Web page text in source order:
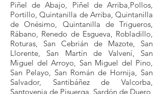
Piñel de Abajo, Piñel de Arriba,Pollos,
Portillo, Quintanilla de Arriba, Quintanilla
de Onésimo, Quintanilla de Trigueros,
Rábano, Renedo de Esgueva, Robladillo,
Roturas, San Cebrián de Mazote, San
Llorente, San Martín de Valvení, San
Miguel del Arroyo, San Miguel del Pino,
San Pelayo, San Román de Hornija, San
Salvador, Santibáñez de Valcorba,
Santovenia de Pisuerga, Sardón de Duero,